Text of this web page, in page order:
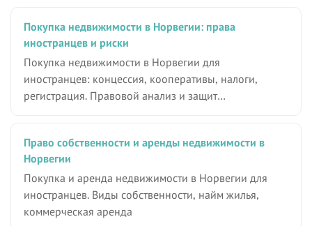
Покупка недвижимости в Норвегии: права
иностранцев и риски
Покупка недвижимости в Норвегии для
иностранцев: концессия, кооперативы, налоги,
регистрация. Правовой анализ и защит…
Право собственности и аренды недвижимости в
Норвегии
Покупка и аренда недвижимости в Норвегии для
иностранцев. Виды собственности, найм жилья,
коммерческая аренда